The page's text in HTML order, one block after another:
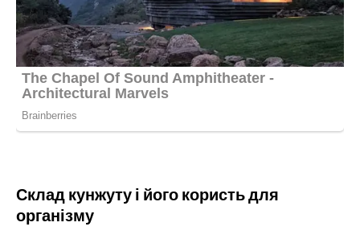
Склад кунжуту і його користь для
організму